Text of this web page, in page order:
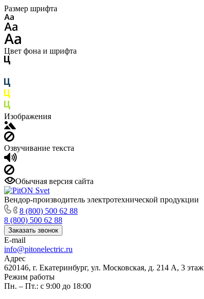
Размер шрифта
Цвет фона и шрифта
Изображения
Озвучивание текста
Обычная версия сайта
Вендор-производитель электротехнической продукции
8 (800) 500 62 88
8 (800) 500 62 88
Заказать звонок
E-mail
info@pitonelectric.ru
Адрес
620146, г. Екатеринбург, ул. Московская, д. 214 А, 3 этаж
Режим работы
Пн. – Пт.: с 9:00 до 18:00